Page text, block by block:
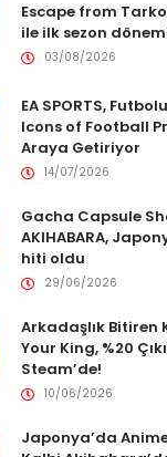
Escape from
ile ilk sezon
03/08/2026
EA SPORTS,
Icons of Football
Araya Getiriyor
14/07/2026
Gacha Capsule
AKIHABARA,
hiti oldu
29/06/2026
Arkadaşlık Bitiren
Your King, %20
Steam’de!
10/06/2026
Japonya’da